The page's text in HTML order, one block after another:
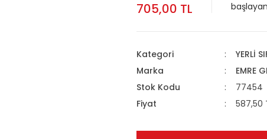
705,00 TL
Kategori
YERLİ
Marka
EMRE
Stok Kodu
77454
Fiyat
587,50